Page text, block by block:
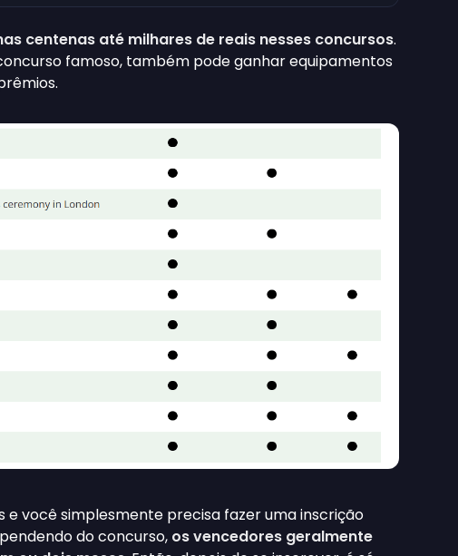
centenas até milhares de reais nesses concursos.
famoso, também pode ganhar equipamentos
e você simplesmente precisa fazer uma inscrição
do concurso, os vencedores geralmente